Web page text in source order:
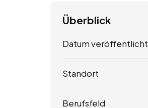
Überblick
Datum veröffentlicht
Standort
Berufsfeld